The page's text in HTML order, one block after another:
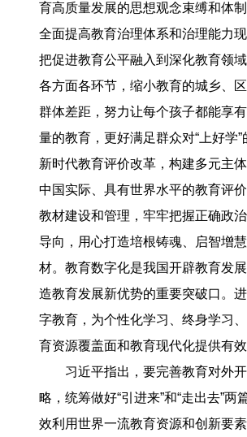
育高质量发展的思想观念束缚和体制
全面提高教育治理体系和治理能力现
把促进教育公平融入到深化教育领
各方面各环节，缩小教育的城乡、区
群体差距，努力让每个孩子都能享
量的教育，更好满足群众对“上好学
新时代教育评价改革，构建多元主
中国实际、具有世界水平的教育评
教材建设和管理，牢牢把握正确政
导向，用心打造培根铸魂、启智增
材。教育数字化是我国开辟教育发
造教育发展新优势的重要突破口。
字教育，为个性化学习、终身学习
育资源覆盖面和教育现代化提供有效
习近平指出，要完善教育对外
略，统筹做好“引进来”和“走出去”两
效利用世界一流教育资源和创新要